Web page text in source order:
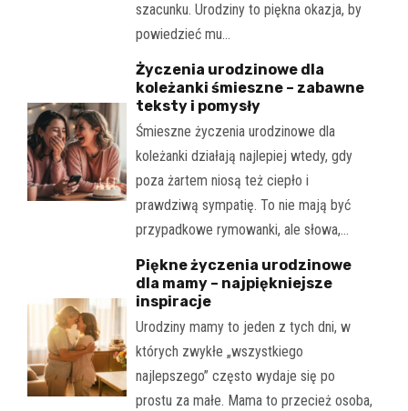
szacunku. Urodziny to piękna okazja, by
powiedzieć mu…
Życzenia urodzinowe dla
koleżanki śmieszne – zabawne
teksty i pomysły
Śmieszne życzenia urodzinowe dla
koleżanki działają najlepiej wtedy, gdy
poza żartem niosą też ciepło i
prawdziwą sympatię. To nie mają być
przypadkowe rymowanki, ale słowa,…
Piękne życzenia urodzinowe
dla mamy – najpiękniejsze
inspiracje
Urodziny mamy to jeden z tych dni, w
których zwykłe „wszystkiego
najlepszego” często wydaje się po
prostu za małe. Mama to przecież osoba,